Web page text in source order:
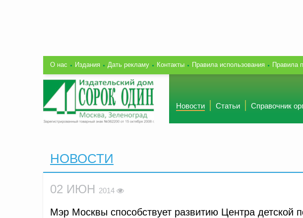
О нас Издания Дать рекламу Контакты Правила использования Правила
Новости Статьи Справочник
НОВОСТИ
02 ИЮН 2014
Мэр Москвы способствует развитию Центра детской